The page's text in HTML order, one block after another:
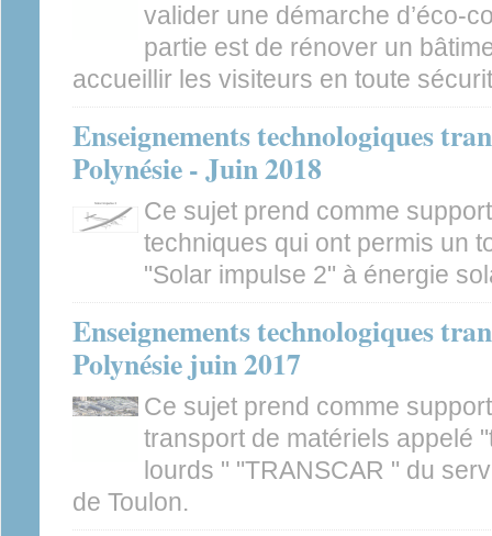
valider une démarche d’éco-
partie est de rénover un
accueillir les visiteurs en toute
Enseignements technologiques
Polynésie - Juin 2018
Ce sujet prend comme
techniques qui ont permis un
"Solar impulse 2" à énergie
Enseignements technologiques
Polynésie juin 2017
Ce sujet prend comme
transport de matériels appelé
lourds " "TRANSCAR " du
de Toulon.